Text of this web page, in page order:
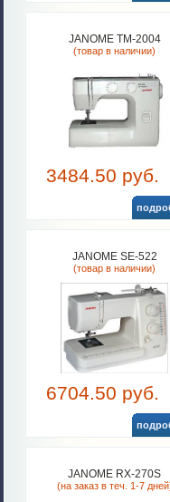
JANOME TM-2004
(товар в наличии)
3484.50 руб.
JANOME SE-522
(товар в наличии)
6704.50 руб.
JANOME RX-270S
(на заказ в теч. 1-7